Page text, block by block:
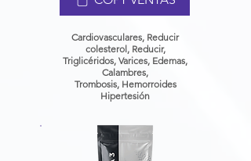
Cardiovasculares, Reducir
colesterol, Reducir,
Triglicéridos, Varices, Edemas,
Calambres,
Trombosis, Hemorroides
Hipertesión